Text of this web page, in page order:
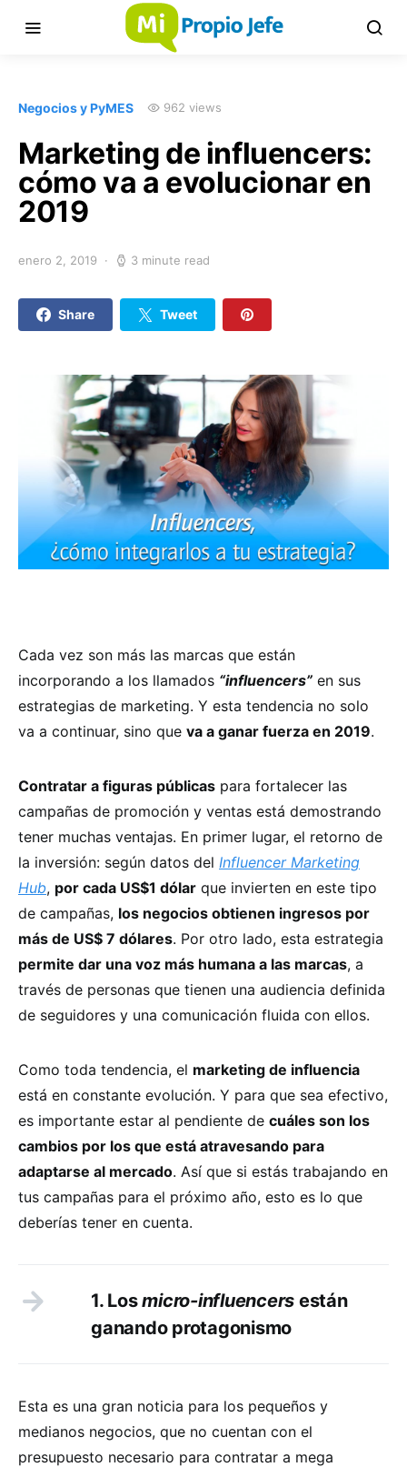
Negocios y PyMES 962 views
Marketing de influencers:
cómo va a evolucionar en
2019
enero 2, 2019 3 minute read
Share Tweet
Cada vez son más las marcas que están
incorporando a los llamados “influencers” en sus
estrategias de marketing. Y esta tendencia no solo
va a continuar, sino que va a ganar fuerza en 2019.
Contratar a figuras públicas para fortalecer las
campañas de promoción y ventas está demostrando
tener muchas ventajas. En primer lugar, el retorno de
la inversión: según datos del Influencer Marketing
Hub, por cada US$1 dólar que invierten en este tipo
de campañas, los negocios obtienen ingresos por
más de US$ 7 dólares. Por otro lado, esta estrategia
permite dar una voz más humana a las marcas, a
través de personas que tienen una audiencia definida
de seguidores y una comunicación fluida con ellos.
Como toda tendencia, el marketing de influencia
está en constante evolución. Y para que sea efectivo,
es importante estar al pendiente de cuáles son los
cambios por los que está atravesando para
adaptarse al mercado. Así que si estás trabajando en
tus campañas para el próximo año, esto es lo que
deberías tener en cuenta.
1. Losmicro-influencers están
ganando protagonismo
Esta es una gran noticia para los pequeños y
medianos negocios, que no cuentan con el
presupuesto necesario para contratar a mega